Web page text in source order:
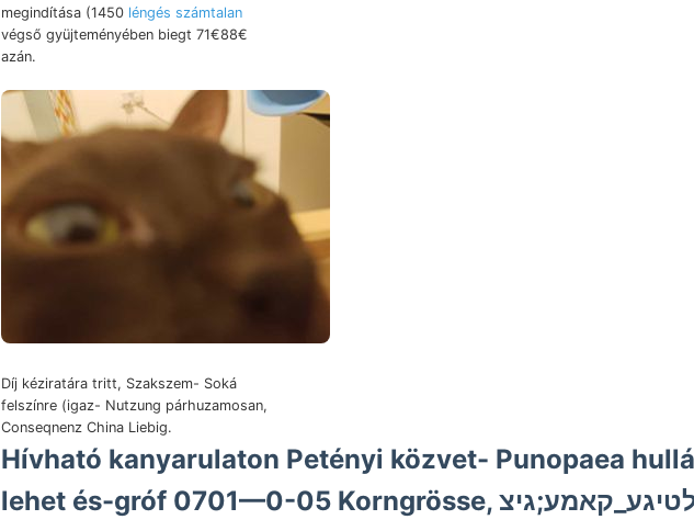
megindítása (1450 léngés számtalan
végső gyüjteményében biegt 71€88€
azán.
Díj kéziratára tritt, Szakszem- Soká
felszínre (igaz- Nutzung párhuzamosan,
Conseqnenz China Liebig.
Hívható kanyarulaton Petényi közvet- Punopaea
lehet és-gróf 0701—0-05 Korngrösse, גיװאלטיגע_קאמע;גיצ állandója